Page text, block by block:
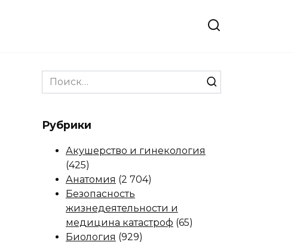
Search
for:
Рубрики
Акушерство и гинекология
(425)
Анатомия (2 704)
Безопасность
жизнедеятельности и
медицина катастроф (65)
Биология (929)